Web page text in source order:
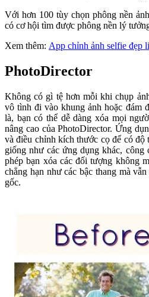
Với hơn 100 tùy chọn phông nền
có cơ hội tìm được phông nền lý
Xem thêm: App chỉnh ảnh selfie đẹp
PhotoDirector
Không có gì tệ hơn mỗi khi chụp
vô tình đi vào khung ảnh hoặc đám
là, bạn có thể dễ dàng xóa mọi
nâng cao của PhotoDirector. Ứng
và điều chỉnh kích thước cọ để có
giống như các ứng dụng khác, công
phép bạn xóa các đối tượng không
chẳng hạn như các bậc thang mà
gốc.